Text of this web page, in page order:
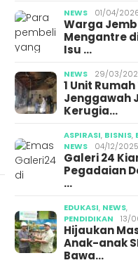
NEWS 01/04/
Warga
Mengantre di
Isu …
NEWS 29/03/
1 Unit
Jenggawah
Kerugia…
ASPIRASI, BISNIS,
NEWS
04/12/2025
Galeri 24
Pegadaian
…
EDUKASI, NEWS,
PENDIDIKAN
13/
Hijaukan
Anak-anak
Bawa…